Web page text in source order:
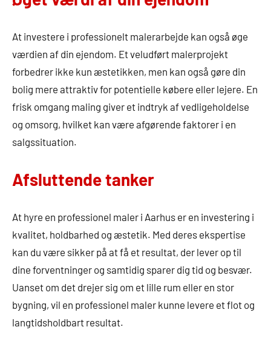
At investere i professionelt malerarbejde kan også øge
værdien af din ejendom. Et veludført malerprojekt
forbedrer ikke kun æstetikken, men kan også gøre din
bolig mere attraktiv for potentielle købere eller lejere. En
frisk omgang maling giver et indtryk af vedligeholdelse
og omsorg, hvilket kan være afgørende faktorer i en
salgssituation.
Afsluttende tanker
At hyre en professionel maler i Aarhus er en investering i
kvalitet, holdbarhed og æstetik. Med deres ekspertise
kan du være sikker på at få et resultat, der lever op til
dine forventninger og samtidig sparer dig tid og besvær.
Uanset om det drejer sig om et lille rum eller en stor
bygning, vil en professionel maler kunne levere et flot og
langtidsholdbart resultat.